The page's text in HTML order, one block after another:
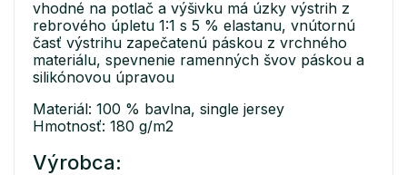
vhodné na potlač a výšivku má úzky výstrih z
rebrového úpletu 1:1 s 5 % elastanu, vnútornú
časť výstrihu zapečatenú páskou z vrchného
materiálu, spevnenie ramenných švov páskou a
silikónovou úpravou
Materiál: 100 % bavlna, single jersey
Hmotnosť: 180 g/m2
Výrobca: